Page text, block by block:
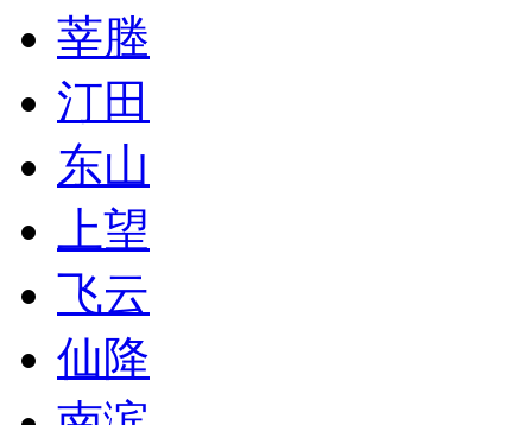
莘塍
汀田
东山
上望
飞云
仙降